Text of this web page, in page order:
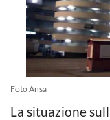
Foto Ansa
La situazione